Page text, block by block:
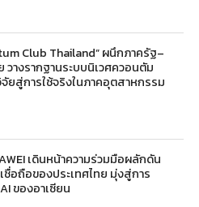
Club Thailand” ผนึกภาครัฐ–
วางรากฐานระบบนิเวศควอนตัม
จัยสู่การใช้จริงในภาคอุตสาหกรรม
เดินหน้าความร่วมมือผลักดัน
ชื่อถือของประเทศไทย มุ่งสู่การ
ของอาเซียน